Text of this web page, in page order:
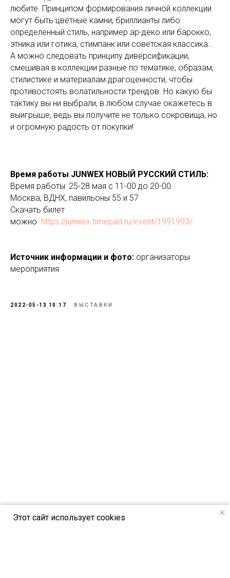
любите. Принципом формирования личной коллекции
могут быть цветные камни, бриллианты либо
определенный стиль, например ар-деко или барокко,
этника или готика, стимпанк или советская классика…
А можно следовать принципу диверсификации,
смешивая в коллекции разные по тематике, образам,
стилистике и материалам драгоценности, чтобы
противостоять волатильности трендов. Но какую бы
тактику вы ни выбрали, в любом случае окажетесь в
выигрыше, ведь вы получите не только сокровища, но
и огромную радость от покупки!
Время работы JUNWEX НОВЫЙ РУССКИЙ СТИЛЬ:
Время работы: 25-28 мая с 11-00 до 20-00.
Москва, ВДНХ, павильоны 55 и 57
Скачать билет
можно https://junwex.timepad.ru/event/1991993/
Источник информации и фото: организаторы
мероприятия
2022-05-13 10:17 ВЫСТАВКИ
Этот сайт использует cookies